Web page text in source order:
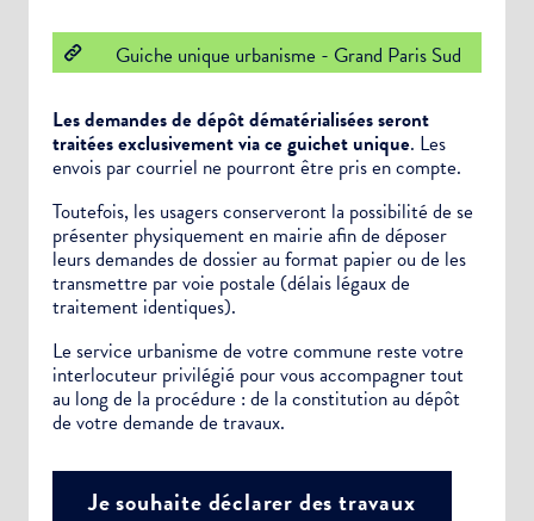
Guiche unique urbanisme - Grand Paris Sud
Les demandes de dépôt dématérialisées seront
traitées exclusivement via ce guichet unique. Les
envois par courriel ne pourront être pris en compte.
Toutefois, les usagers conserveront la possibilité de se
présenter physiquement en mairie afin de déposer
leurs demandes de dossier au format papier ou de les
transmettre par voie postale (délais légaux de
traitement identiques).
Le service urbanisme de votre commune reste votre
interlocuteur privilégié pour vous accompagner tout
au long de la procédure : de la constitution au dépôt
de votre demande de travaux.
Je souhaite déclarer des travaux